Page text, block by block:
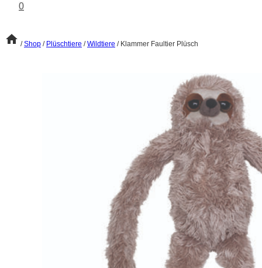
0
/ Shop / Plüschtiere / Wildtiere / Klammer Faultier Plüsch